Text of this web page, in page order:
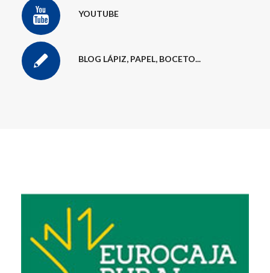
YOUTUBE
BLOG LÁPIZ, PAPEL, BOCETO...